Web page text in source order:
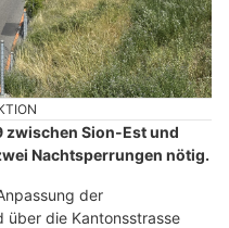
zwischen Sion-Est und
Nachtsperrungen nötig.
der
über die Kantonsstrasse